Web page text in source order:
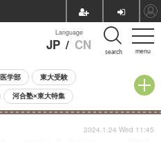
menu
Language
JP / CN search
医学部 東大受験
河合塾×東大特集
中学受験 小学校受験
2024.1.24 Wed 11:45